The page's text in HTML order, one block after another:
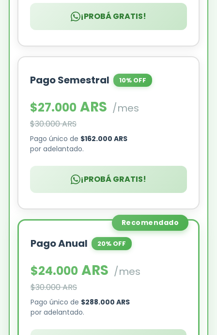
¡PROBÁ GRATIS!
Pago Semestral 10% OFF
$27.000 ARS /mes
$30.000 ARS
Pago único de $162.000 ARS
por adelantado.
¡PROBÁ GRATIS!
Recomendado
Pago Anual 20% OFF
$24.000 ARS /mes
$30.000 ARS
Pago único de $288.000 ARS
por adelantado.